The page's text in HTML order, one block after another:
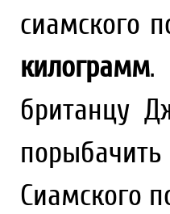
сиамского
килограмм.
британцу
Сиамского